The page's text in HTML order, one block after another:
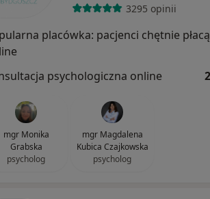
3295 opinii
placówka: pacjenci chętnie płacą
psychologiczna online
mgr Monika
Grabska
psycholog
mgr Magdalena
Kubica Czajkowska
psycholog